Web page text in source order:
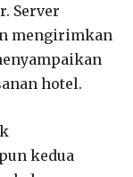
Server
mengirimkan
hotel.
kedua